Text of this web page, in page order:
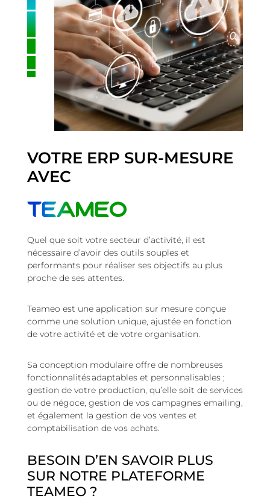
VOTRE ERP SUR-MESURE
AVEC
TEAMEO
Quel que soit votre secteur d’activité, il est
nécessaire d’avoir des outils souples et
performants pour réaliser ses objectifs au plus
proche de ses attentes.
Teameo est une application sur mesure conçue
comme une solution unique, ajustée en fonction
de votre activité et de votre organisation.
Sa conception modulaire offre de nombreuses
fonctionnalités adaptables et personnalisables ;
gestion de votre production, qu’elle soit de services
ou de négoce, gestion de vos campagnes emailing,
et également la gestion de vos ventes et
comptabilisation de vos achats.
BESOIN D’EN SAVOIR PLUS
SUR NOTRE PLATEFORME
TEAMEO ?